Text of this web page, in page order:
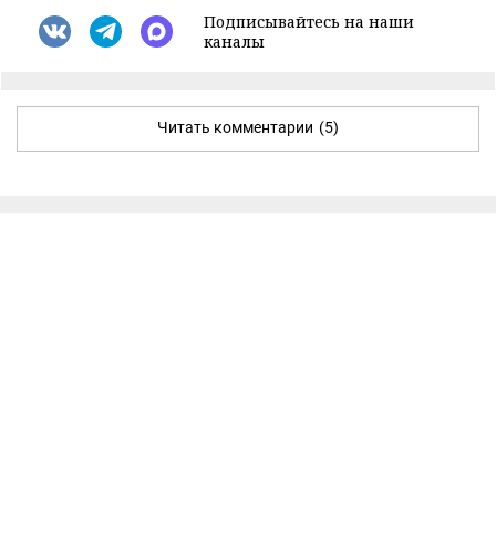
Подписывайтесь на наши
каналы
Читать комментарии (5)